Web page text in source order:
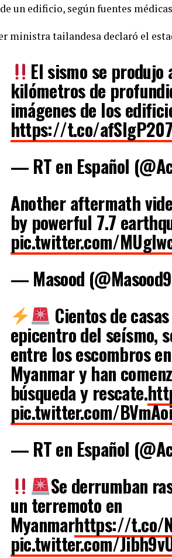
un edificio, según fuentes
ministra tailandesa declaró el
El sismo se
kilómetros de
imágenes de los
https://t.co/
— RT en Español
Another aftermath
by powerful 7.7
pic.twitter.com/
— Masood
Cientos de
epicentro del seísmo,
entre los escombros
Myanmar y han
búsqueda y rescate.
pic.twitter.com/
— RT en Español
Se derrumban
un terremoto en
Myanmarhttps://t.co/
pic.twitter.com/